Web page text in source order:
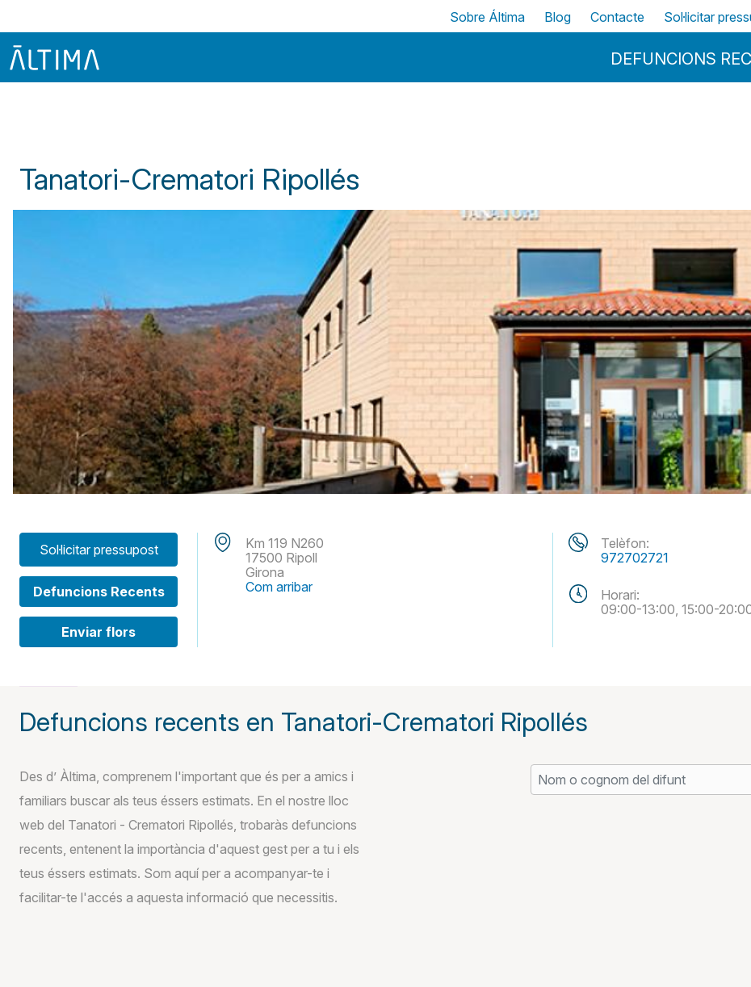
Menu Principal
DEFUNCIONS
Top
Sobre Áltima Blog Contacte Sol·licitar
Tanatori-Crematori Ripollés
Sol·licitar pressupost
Defuncions Recents
Enviar flors
Km 119 N260
17500 Ripoll
Girona
Com arribar
Telèfon:
972702721
Horari:
09:00-13:00, 15:00-
Defuncions recents en Tanatori-Crematori Ripollés
Des d’ Àltima, comprenem l'important que és per a amics i
familiars buscar als teus éssers estimats. En el nostre lloc
web del Tanatori - Crematori Ripollés, trobaràs defuncions
recents, entenent la importància d'aquest gest per a tu i els
teus éssers estimats. Som aquí per a acompanyar-te i
facilitar-te l'accés a aquesta informació que necessitis.